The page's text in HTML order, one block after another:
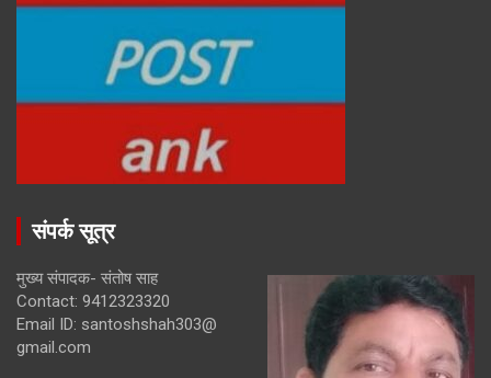
संपर्क सूत्र
मुख्य संपादक- संतोष साह
Contact: 9412323320
Email ID: santoshshah303@
gmail.com